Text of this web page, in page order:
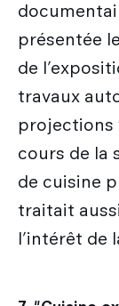
présentée
de
travaux
projections
cours de la
de cuisine
traitait
l’intérêt de